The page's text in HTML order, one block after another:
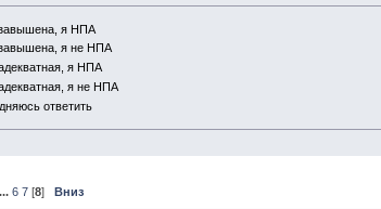
я НПА
завышена, я не НПА
я НПА
я не НПА
ответить
...6 7 [8]Вниз